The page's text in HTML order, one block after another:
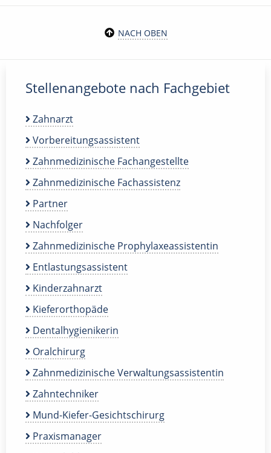
NACH OBEN
Stellenangebote nach Fachgebiet
Zahnarzt
Vorbereitungsassistent
Zahnmedizinische Fachangestellte
Zahnmedizinische Fachassistenz
Partner
Nachfolger
Zahnmedizinische Prophylaxeassistentin
Entlastungsassistent
Kinderzahnarzt
Kieferorthopäde
Dentalhygienikerin
Oralchirurg
Zahnmedizinische Verwaltungsassistentin
Zahntechniker
Mund-Kiefer-Gesichtschirurg
Praxismanager